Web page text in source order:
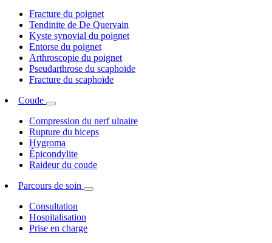
Fracture du poignet
Tendinite de De Quervain
Kyste synovial du poignet
Entorse du poignet
Arthroscopie du poignet
Pseudarthrose du scaphoïde
Fracture du scaphoïde
Coude
Compression du nerf ulnaire
Rupture du biceps
Hygroma
Épicondylite
Raideur du coude
Parcours de soin
Consultation
Hospitalisation
Prise en charge